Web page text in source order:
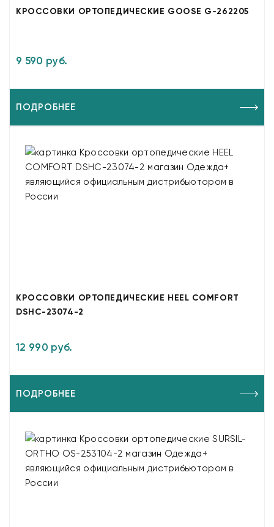
КРОССОВКИ ОРТОПЕДИЧЕСКИЕ GOOSE G-262205
9 590 руб.
ПОДРОБНЕЕ
КРОССОВКИ ОРТОПЕДИЧЕСКИЕ HEEL COMFORT
DSHC-23074-2
12 990 руб.
ПОДРОБНЕЕ